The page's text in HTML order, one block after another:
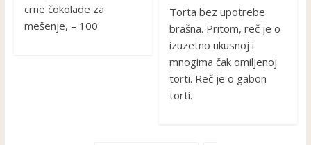
crne čokolade za
mešenje, – 100
Torta bez upotrebe
brašna. Pritom, reč je o
izuzetno ukusnoj i
mnogima čak omiljenoj
torti. Reč je o gabon
torti.